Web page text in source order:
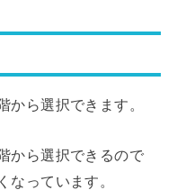
から選択できます。
から選択できるので
なっています。